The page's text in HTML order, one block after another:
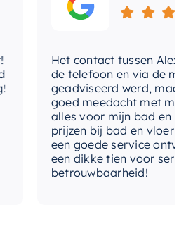
renoveert of gewoon uw
vervangen, de
en eenvoudige
de perfecte
Nee
Nee
Opbouw
Rond model
S (8,7-11,5 l/min.)
Het contact tussen Alex
de telefoon en via de
geadviseerd werd, maar
goed meedacht met mij.
alles voor mijn bad en
prijzen bij bad en vloer
een goede service
een dikke tien voor
betrouwbaarheid!